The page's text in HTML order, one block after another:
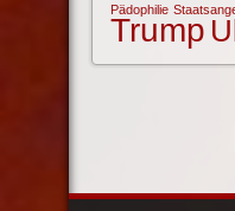
Pädophilie
Trump